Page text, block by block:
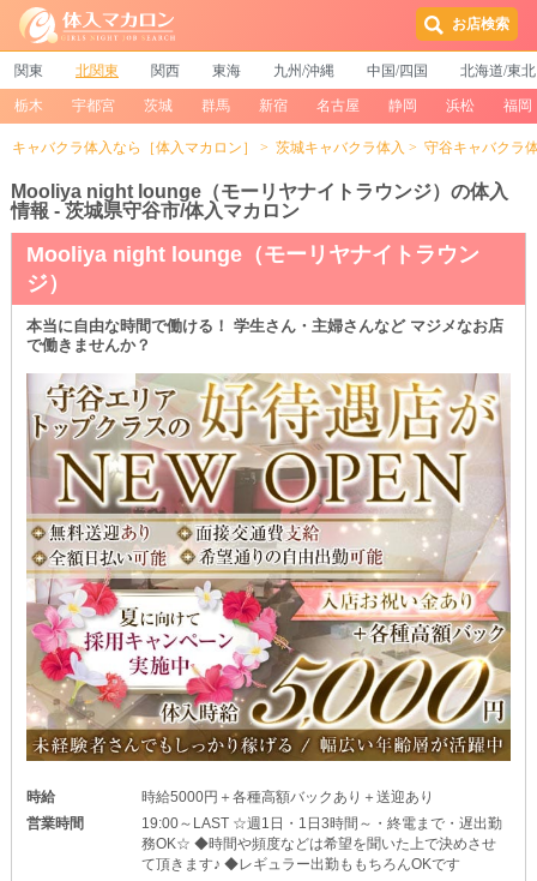
お店検索
関東 北関東 関西 東海 九州/沖縄 中国/四国 北海道/東北
栃木 宇都宮 茨城 群馬 新宿 名古屋 静岡 浜松 福岡
キャバクラ体入なら［体入マカロン］ 茨城キャバクラ体入 守谷キャバクラ
Mooliya night lounge（モーリヤナイトラウンジ）の体入
情報 - 茨城県守谷市/体入マカロン
Mooliya night lounge（モーリヤナイトラウン
ジ）
本当に自由な時間で働ける！ 学生さん・主婦さんなど マジメなお店
で働きませんか？
時給
時給5000円＋各種高額バックあり＋送迎あり
営業時間
19:00～LAST ☆週1日・1日3時間～・終電まで・遅出勤
務OK☆ ◆時間や頻度などは希望を聞いた上で決めさせ
て頂きます♪ ◆レギュラー出勤ももちろんOKです